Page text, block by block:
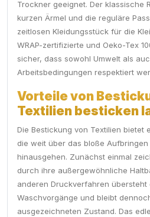
Trockner geeignet. Der klassische
kurzen Ärmel und die reguläre
zeitlosen Kleidungsstück für die
WRAP-zertifizierte und Oeko-Tex
sicher, dass sowohl Umwelt als
Arbeitsbedingungen respektiert
Vorteile von
Textilien besticken
Die Bestickung von Textilien bietet
die weit über das bloße Aufbringen
hinausgehen. Zunächst einmal
durch ihre außergewöhnliche
anderen Druckverfahren
Waschvorgänge und bleibt
ausgezeichneten Zustand. Das